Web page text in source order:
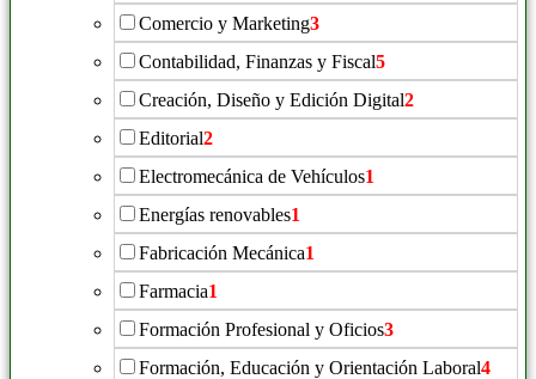
Comercio y Marketing3
Contabilidad, Finanzas y Fiscal5
Creación, Diseño y Edición Digital2
Editorial2
Electromecánica de Vehículos1
Energías renovables1
Fabricación Mecánica1
Farmacia1
Formación Profesional y Oficios3
Formación, Educación y Orientación Laboral4